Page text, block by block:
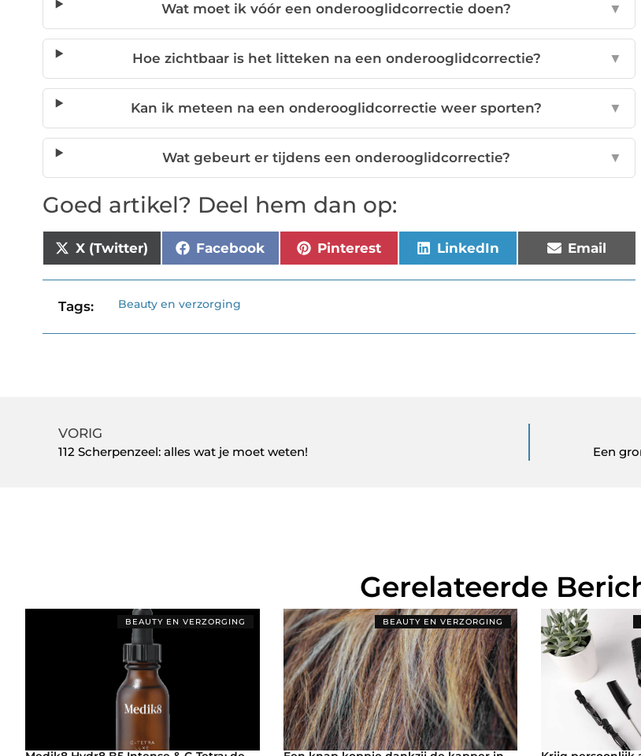
Wat moet ik vóór een onderooglidcorrectie doen? ▼
Hoe zichtbaar is het litteken na een onderooglidcorrectie? ▼
Kan ik meteen na een onderooglidcorrectie weer sporten? ▼
Wat gebeurt er tijdens een onderooglidcorrectie? ▼
Goed artikel? Deel hem dan op:
X (Twitter) Facebook Pinterest LinkedIn Email
Tags: Beauty en verzorging
VORIG
112 Scherpenzeel: alles wat je moet weten! Een
Gerelateerde
BEAUTY EN VERZORGING BEAUTY EN VERZORGING